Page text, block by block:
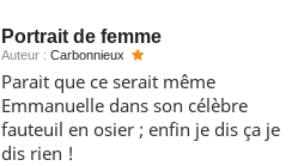
Portrait de femme
Auteur : Carbonnieux
Parait que ce serait même
Emmanuelle dans son célèbre
fauteuil en osier ; enfin je dis ça je
dis rien !